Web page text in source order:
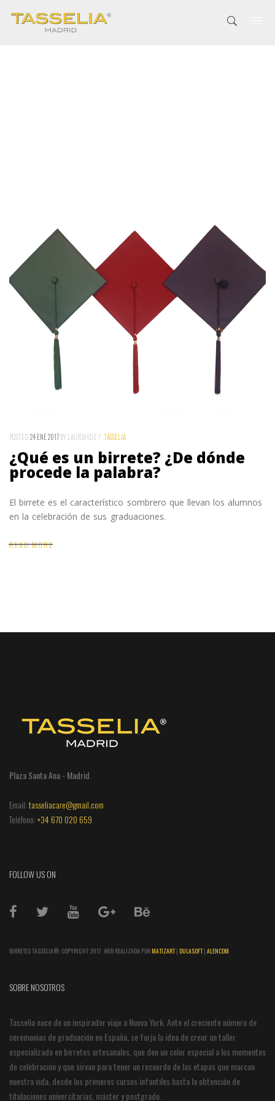
POSTED24 ENE 2017BY LAURAHDZ TASSELIA
¿Qué es un birrete? ¿De dónde
procede la palabra?
El birrete es el característico sombrero que llevan los alumnos
en la celebración de sus graduaciones.
READ MORE
Plaza Santa Ana - Madrid
Email:tasseliacare@gmail.com
Teléfono:+34 670 020 659
FOLLOW US ON
BIRRETES TASSELIA®. COPYRIGHT 2017. WEB REALIZADA PORMATIZART| DULASOFT| ALENCOM
SOBRE NOSOTROS
Tasselia nace de un inspirador viaje a Nueva York. Ante el creciente número de
ceremonias de graduación en España, se forja la idea de crear un taller
especializado en birretes artesanales, que den un color especial a los momentos
de celebración y que sirvan para tener un recuerdo de las etapas que marcan
nuestra vida, desde los primeros cursos infantiles hasta la obtención de
titulaciones universitarias, máster y postgrado.